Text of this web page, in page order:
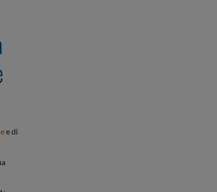
e di